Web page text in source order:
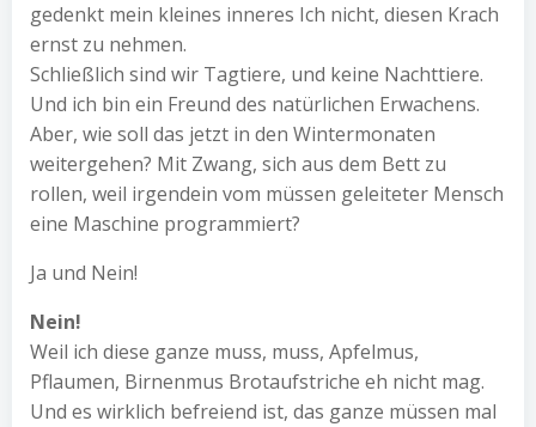
gedenkt mein kleines inneres Ich nicht, diesen Krach
ernst zu nehmen.
Schließlich sind wir Tagtiere, und keine Nachttiere.
Und ich bin ein Freund des natürlichen Erwachens.
Aber, wie soll das jetzt in den Wintermonaten
weitergehen? Mit Zwang, sich aus dem Bett zu
rollen, weil irgendein vom müssen geleiteter Mensch
eine Maschine programmiert?
Ja und Nein!
Nein!
Weil ich diese ganze muss, muss, Apfelmus,
Pflaumen, Birnenmus Brotaufstriche eh nicht mag.
Und es wirklich befreiend ist, das ganze müssen mal